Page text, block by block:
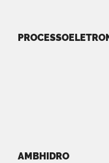
AMBHIDRO